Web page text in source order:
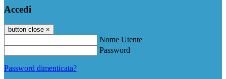
Accedi
button close ×
Nome Utente
Password
Password dimenticata?